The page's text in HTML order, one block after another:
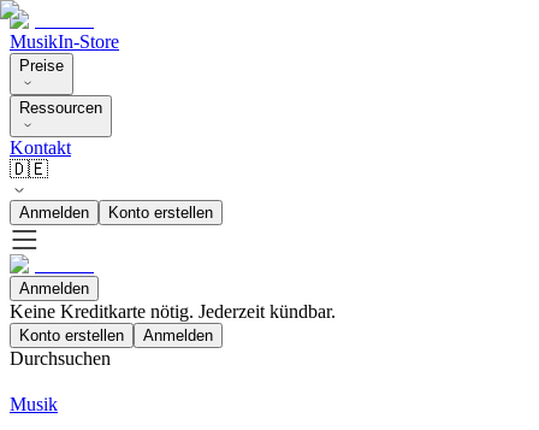
MusikIn-Store
Preise
Ressourcen
Kontakt
🇩🇪
Anmelden Konto erstellen
Anmelden
Keine Kreditkarte nötig. Jederzeit kündbar.
Konto erstellen Anmelden
Durchsuchen
Musik